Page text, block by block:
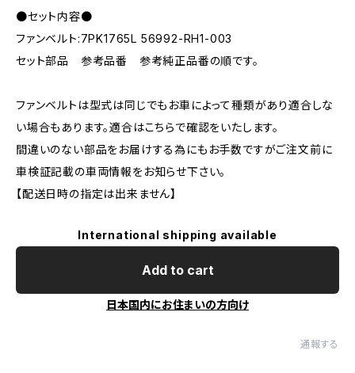
●セット内容●
ファンベルト:7PK1765L 56992-RH1-003
セット部品 参考品番 参考純正品番の順です。
ファンベルトは型式は同じでもお車によって種類があり適合しな
い場合もあります。適合はこちらで確認をいたします。
間違いのない部品をお届けする為にもお手数ですがご注文前に
車検証記載の車両情報をお知らせ下さい。
【配送日時の指定は出来ません】
International shipping available
Add to cart
日本国内にお住まいの方向け
通報する